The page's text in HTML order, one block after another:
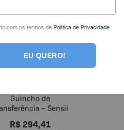
Guincho de
– Sensii
R$ 294,41
com os termos da Política de Privacidade
EU QUERO!